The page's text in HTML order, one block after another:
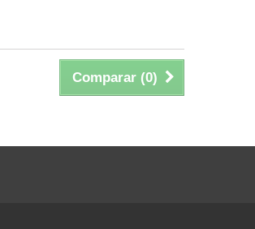
Comparar (0)